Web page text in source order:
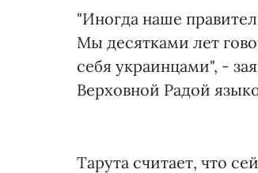
"Иногда наше
Мы десятками лет
себя украинцами", -
Верховной Радой
Тарута считает, что